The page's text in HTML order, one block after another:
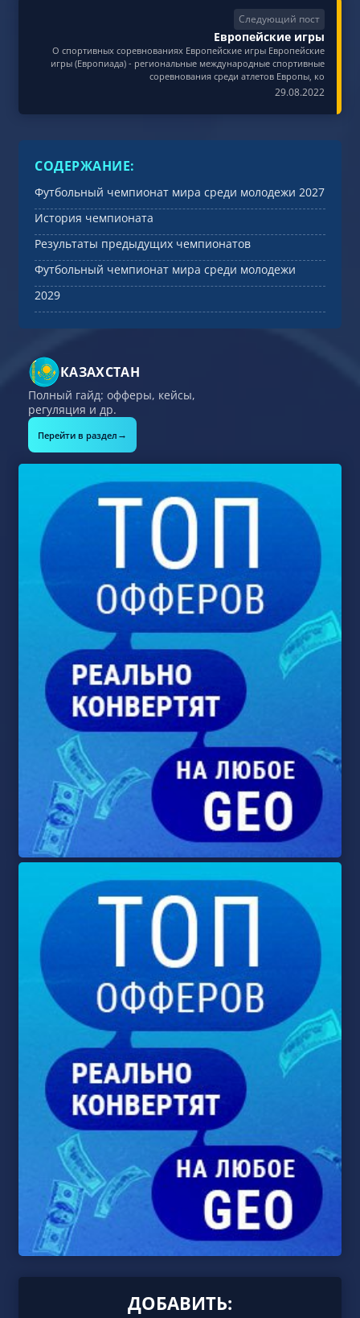
Следующий пост
Европейские игры
О спортивных соревнованиях Европейские игры Европейские
игры (Европиада) - региональные международные спортивные
соревнования среди атлетов Европы, ко
29.08.2022
СОДЕРЖАНИЕ:
Футбольный чемпионат мира среди молодежи 2027
История чемпионата
Результаты предыдущих чемпионатов
Футбольный чемпионат мира среди молодежи
2029
КАЗАХСТАН
Полный гайд: офферы, кейсы,
регуляция и др.
Перейти в раздел →
ДОБАВИТЬ: